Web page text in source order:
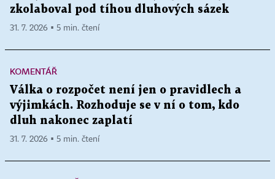
zkolaboval pod tíhou dluhových sázek
31. 7. 2026 ▪ 5 min. čtení
KOMENTÁŘ
Válka o rozpočet není jen o pravidlech a
výjimkách. Rozhoduje se v ní o tom, kdo
dluh nakonec zaplatí
31. 7. 2026 ▪ 5 min. čtení